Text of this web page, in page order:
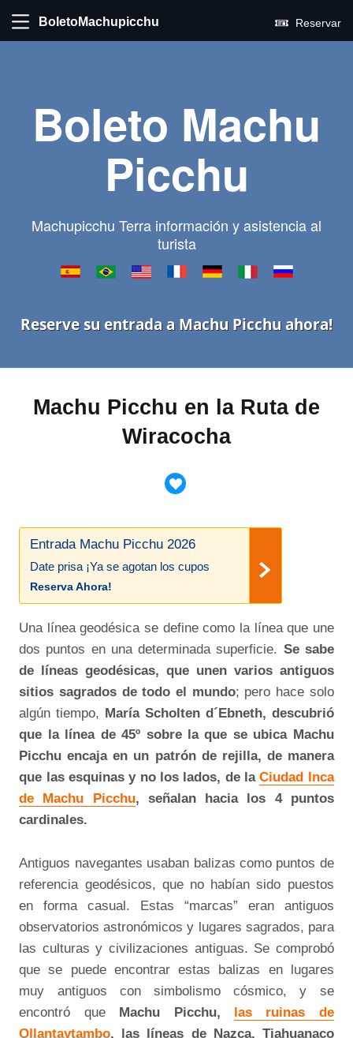
BoletoMachupicchu Reservar
Boleto Machu
Picchu
Machupicchu Terra información y asistencia al
turista
Reserve su entrada a Machu Picchu ahora!
Machu Picchu en la Ruta de
Wiracocha
Entrada Machu Picchu 2026
Date prisa ¡Ya se agotan los cupos
Reserva Ahora!
Una línea geodésica se define como la línea que une
dos puntos en una determinada superficie. Se sabe
de líneas geodésicas, que unen varios antiguos
sitios sagrados de todo el mundo; pero hace solo
algún tiempo, María Scholten d´Ebneth, descubrió
que la línea de 45º sobre la que se ubica Machu
Picchu encaja en un patrón de rejilla, de manera
que las esquinas y no los lados, de laCiudad Inca
de Machu Picchu, señalan hacia los 4 puntos
cardinales.
Antiguos navegantes usaban balizas como puntos de
referencia geodésicos, que no habían sido puestos
en forma casual. Estas “marcas” eran antiguos
observatorios astronómicos y lugares sagrados, para
las culturas y civilizaciones antiguas. Se comprobó
que se puede encontrar estas balizas en lugares
muy antiguos con simbolismo cósmico, y se
encontró que Machu Picchu, las ruinas de
Ollantaytambo, las líneas de Nazca, Tiahuanaco